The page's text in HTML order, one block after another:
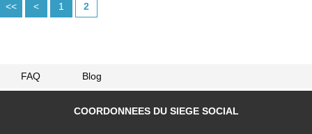
<< < 1 2
FAQ Blog
COORDONNEES DU SIEGE SOCIAL